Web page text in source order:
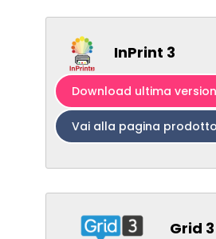
InPrint 3
Download ultima
Vai alla pagina prodotto
Grid 3